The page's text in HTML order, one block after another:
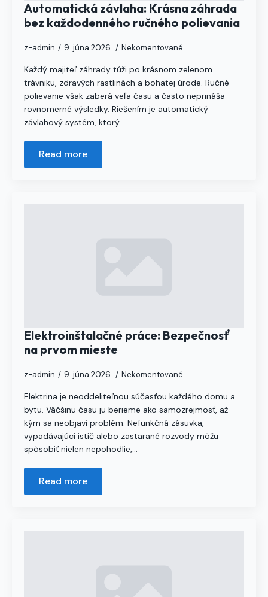
Automatická závlaha: Krásna záhrada
bez každodenného ručného polievania
z-admin 9. júna 2026 Nekomentované
Každý majiteľ záhrady túži po krásnom zelenom
trávniku, zdravých rastlinách a bohatej úrode. Ručné
polievanie však zaberá veľa času a často neprináša
rovnomerné výsledky. Riešením je automatický
závlahový systém, ktorý…
Read more
Elektroinštalačné práce: Bezpečnosť
na prvom mieste
z-admin 9. júna 2026 Nekomentované
Elektrina je neoddeliteľnou súčasťou každého domu a
bytu. Väčšinu času ju berieme ako samozrejmosť, až
kým sa neobjaví problém. Nefunkčná zásuvka,
vypadávajúci istič alebo zastarané rozvody môžu
spôsobiť nielen nepohodlie,…
Read more